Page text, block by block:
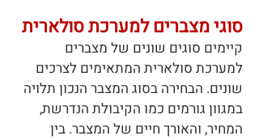
סוגי מצברים למערכת סולארית
קיימים סוגים שונים של מצברים
למערכת סולארית המתאימים לצרכים
שונים. הבחירה בסוג המצבר הנכון תלויה
במגוון גורמים כמו הקיבולת הנדרשת,
המחיר, והאורך חיים של המצבר. בין